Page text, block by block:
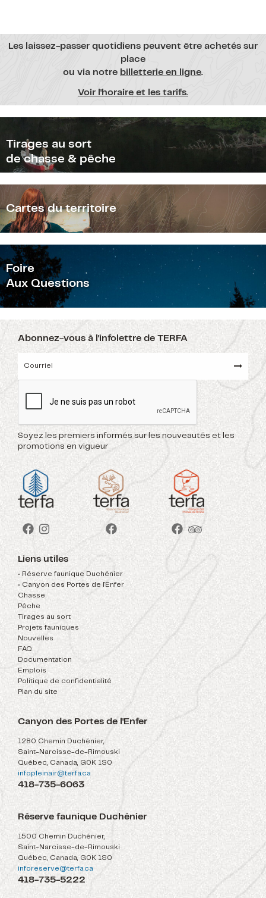
Les laissez-passer quotidiens peuvent être achetés sur
place
ou via notre billetterie en ligne.
Voir l'horaire et les tarifs.
Tirages au sort
de chasse & pêche
Cartes du territoire
Foire
Aux Questions
Abonnez-vous à l'infolettre de TERFA
Soyez les premiers informés sur les nouveautés et les
promotions en vigueur
Liens utiles
• Réserve faunique Duchénier
Nouvelles
• Canyon des Portes de l'Enfer
FAQ
Chasse
Documentation
Pêche
Emplois
Tirages au sort
Politique de confidentialité
Projets fauniques
Plan du site
Canyon des Portes de l'Enfer
1280 Chemin Duchénier,
Saint-Narcisse-de-Rimouski
Québec, Canada, G0K 1S0
infopleinair@terfa.ca
418-735-6063
Réserve faunique Duchénier
1500 Chemin Duchénier,
Saint-Narcisse-de-Rimouski
Québec, Canada, G0K 1S0
inforeserve@terfa.ca
418-735-5222